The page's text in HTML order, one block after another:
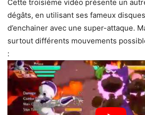
Cette troisième vidéo présente un
dégâts, en utilisant ses fameux
d’enchainer avec une super-attaque.
surtout différents mouvements
: